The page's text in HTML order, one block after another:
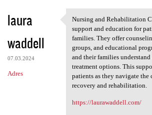
laura
waddell
07.03.2024
Adres
Nursing and
Nursing and Rehabilitation
support and education for
families. They offer
groups, and educational
and their families
treatment options. This
patients as they navigate the
recovery and rehabilitation.
https://laurawaddell.com/